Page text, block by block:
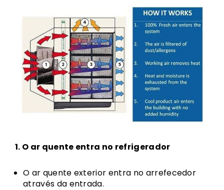
1. O ar quente entra no refrigerador
O ar quente exterior entra no arrefecedor
através da entrada.